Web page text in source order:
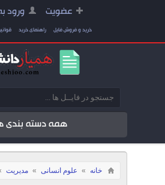
عضویت ورود
خرید و فروش فایل راهنمای خرید
همه دسته بندی
خانه » علوم انسانی » مدیریت